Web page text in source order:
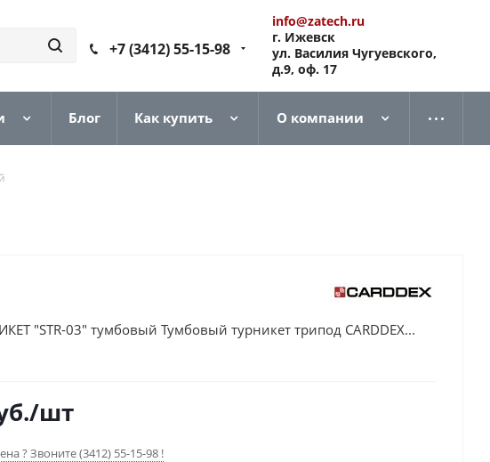
+7 (3412) 55-15-98
info@zatech.ru
г. Ижевск
ул. Василия Чугуевского,
д.9, оф. 17
Блог Как купить О компании
"STR-03" тумбовый Тумбовый турникет трипод CARDDEX...
/шт
? Звоните (3412) 55-15-98 !